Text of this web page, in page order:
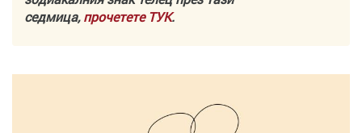
седмица,прочетете ТУК.